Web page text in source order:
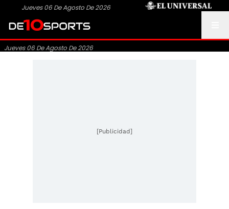
Jueves 06 De Agosto De 2026
Jueves 06 De Agosto De 2026
[Publicidad]